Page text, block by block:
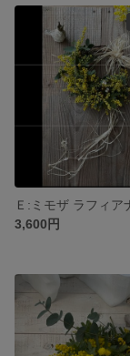
3,600円